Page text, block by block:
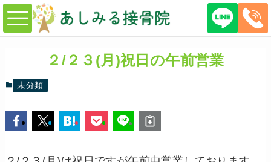
２/２３(月)祝日の午前営業
未分類